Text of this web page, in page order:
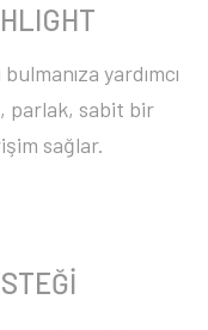
yardımcı
parlak, sabit bir
sağlar.